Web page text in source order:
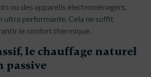
ou des appareils électroménagers,
ultra performante. Cela ne suffit
le confort thermique.
le chauffage naturel
passive